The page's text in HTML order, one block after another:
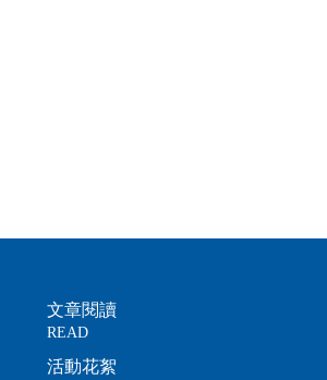
文章閱讀
READ
活動花絮